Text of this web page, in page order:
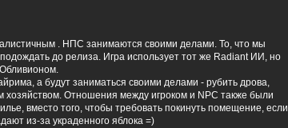
. НПС занимаются своими делами. То, что мы
до релиза. Игра использует тот же Radiant ИИ, но
а будут заниматься своими делами - рубить дрова,
хозяйством. Отношения между игроком и NPC также были
вместо того, чтобы требовать покинуть помещение, если
из-за украденного яблока =)